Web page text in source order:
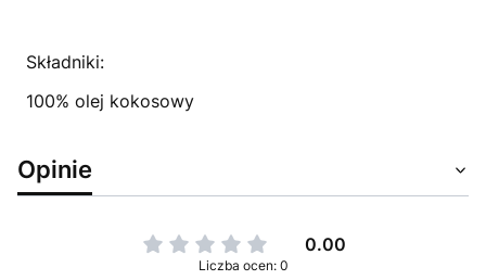
Składniki:
100% olej kokosowy
Opinie
0.00
Liczba ocen: 0